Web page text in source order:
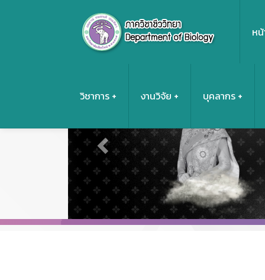
ห
วิชาการ งานวิจัย บุคลากร